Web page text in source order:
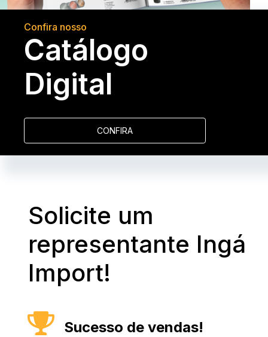
Confira nosso
Catálogo
Digital
CONFIRA
Solicite um
representante Ingá
Import!
Sucesso de vendas!